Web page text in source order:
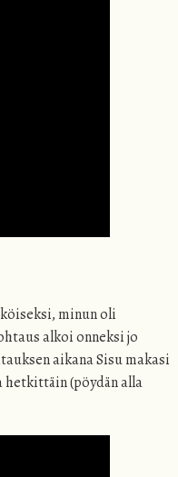
minun oli
alkoi onneksi jo
aikana Sisu makasi
hetkittäin (pöydän alla